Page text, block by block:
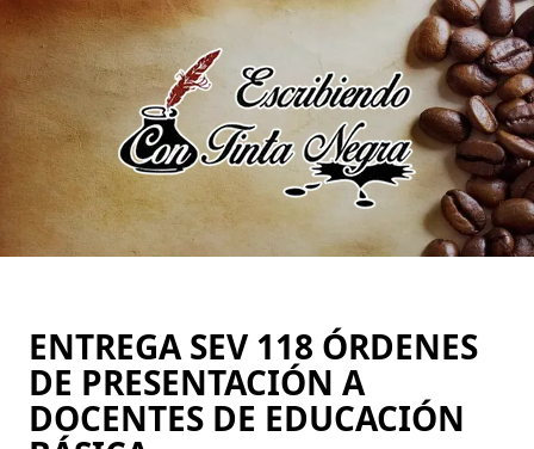
Saltar
al
contenido
ENTREGA SEV 118 ÓRDENES
DE PRESENTACIÓN A
DOCENTES DE EDUCACIÓN